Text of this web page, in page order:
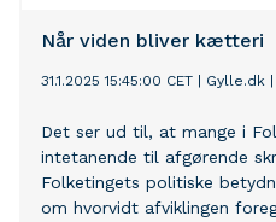
Når viden bliver kætteri
31.1.2025 15:45:00 CET Gylle.dk
Det ser ud til, at mange i
intetanende til afgørende
Folketingets politiske
om hvorvidt afviklingen